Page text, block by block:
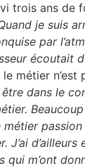
trois ans de
je suis
par
écoutait
métier n’est
dans le
métier
J’ai
qui m’ont